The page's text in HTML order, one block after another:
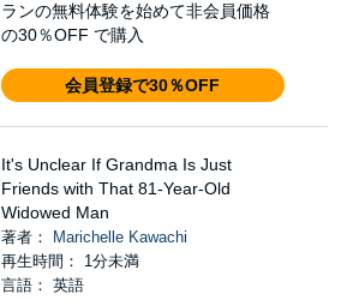
ランの無料体験を始めて非会員価格
の30％OFF で購入
会員登録で30％OFF
It's Unclear If Grandma Is Just
Friends with That 81-Year-Old
Widowed Man
著者：
Marichelle Kawachi
再生時間： 1分未満
言語： 英語